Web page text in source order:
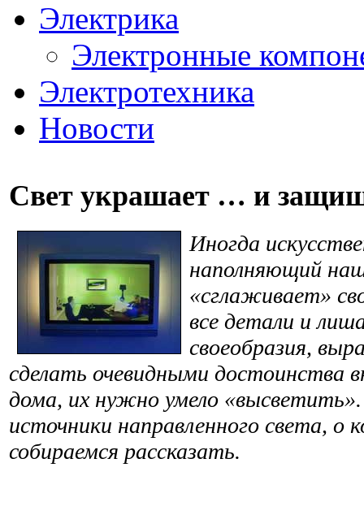
Электрика
Электронные
Электротехника
Новости
Свет украшает … и
Иногда
наполняющий
«сглаживает»
все детали и
своеобразия,
сделать очевидными достоинства
дома, их нужно умело
источники направленного света, о
собираемся рассказать.